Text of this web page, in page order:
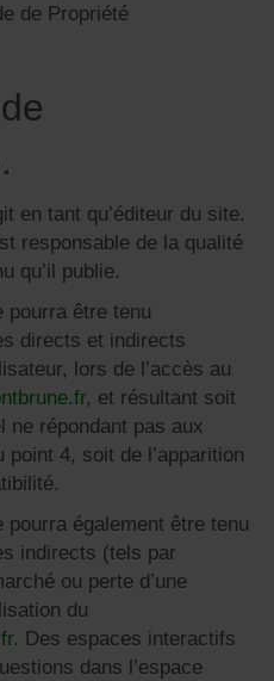
de Propriété
en tant qu’éditeur du site.
responsable de la qualité
qu’il publie.
pourra être tenu
directs et indirects
lors de l’accès au
, et résultant soit
ne répondant pas aux
4, soit de l’apparition
pourra également être tenu
indirects (tels par
ou perte d’une
du
. Des espaces interactifs
dans l’espace